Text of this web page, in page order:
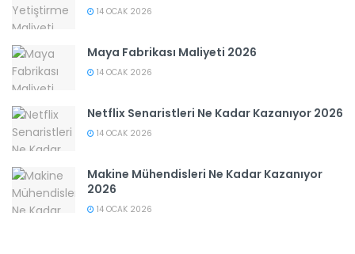
14 OCAK 2026
Maya Fabrikası Maliyeti 2026
14 OCAK 2026
Netflix Senaristleri Ne Kadar Kazanıyor 2026
14 OCAK 2026
Makine Mühendisleri Ne Kadar Kazanıyor
2026
14 OCAK 2026